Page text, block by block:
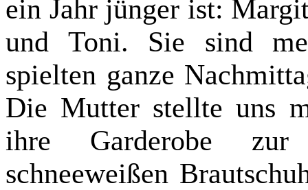
ein Jahr jünger ist:
und Toni. Sie sind
spielten ganze
Die Mutter stellte uns
ihre Garderobe
schneeweißen